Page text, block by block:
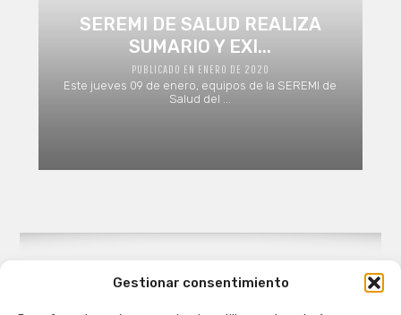
Gestionar consentimiento
SEREMI DE SALUD REALIZA
SUMARIO Y EXI...
PUBLICADO EN ENERO DE 2020
Este jueves 09 de enero, equipos de la SEREMI de
Salud del ...